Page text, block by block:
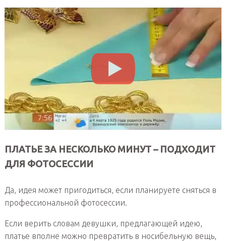
ПЛАТЬЕ ЗА НЕСКОЛЬКО МИНУТ – ПОДХОДИТ
ДЛЯ ФОТОСЕССИИ
Да, идея может пригодиться, если планируете сняться в
профессиональной фотосессии.
Если верить словам девушки, предлагающей идею,
платье вполне можно превратить в носибельную вещь,